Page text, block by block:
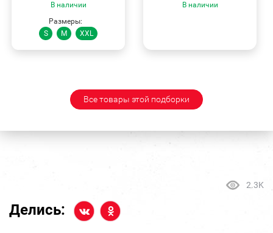
В наличии
Размеры:
S
M XXL
В наличии
Все товары этой подборки
2.3K
Делись: